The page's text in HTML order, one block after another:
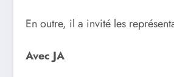
En outre, il a invité les
Avec JA